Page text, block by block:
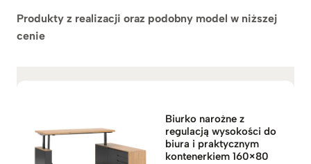
Produkty z realizacji oraz podobny model w niższej
cenie
Biurko narożne z
regulacją wysokości do
biura i praktycznym
kontenerkiem 160×80